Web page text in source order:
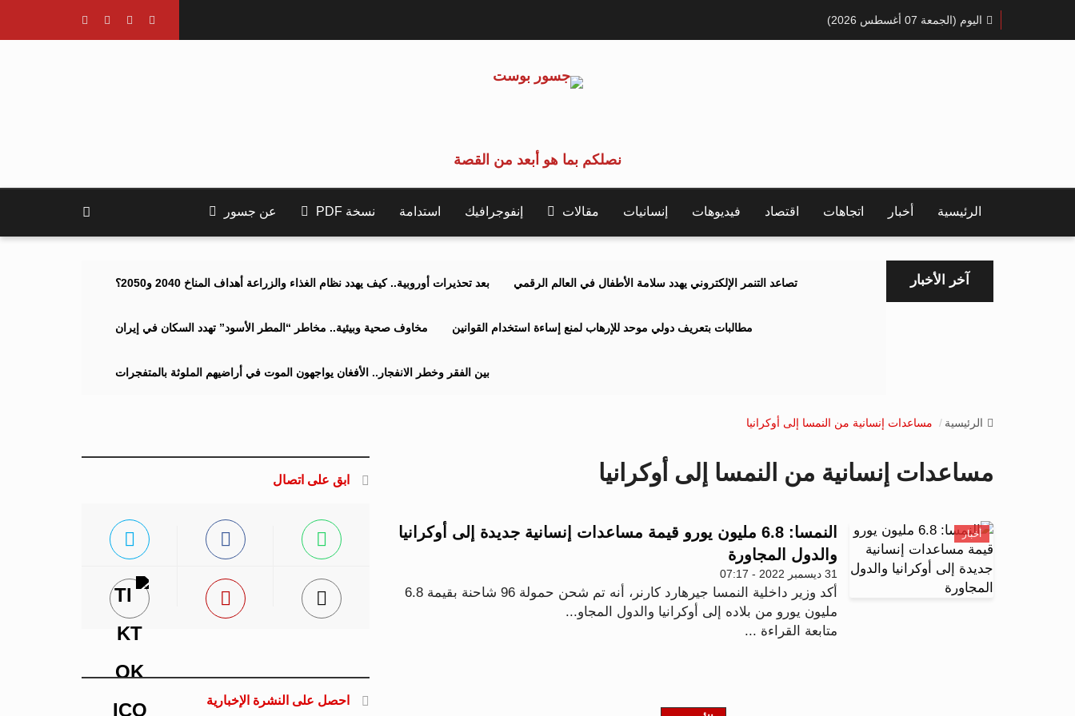
اليوم (الجمعة 07 أغسطس 2026)
نصلكم بما هو أبعد من القصة
الرئيسية أخبار اتجاهات اقتصاد فيديوهات إنسانيات مقالات إنفوجرافيك استدامة نسخة PDF عن جسور
آخر الأخبار بعد تحذيرات أوروبية.. كيف يهدد نظام الغذاء والزراعة أهداف المناخ 2040 و2050؟ تصاعد التنمر الإلكتروني يهدد سلامة الأطفال في العالم الرقمي
مخاوف صحية وبيئية.. مخاطر “المطر الأسود” تهدد السكان في إيران مطالبات بتعريف دولي موحد للإرهاب لمنع إساءة استخدام القوانين
بين الفقر وخطر الانفجار.. الأفغان يواجهون الموت في أراضيهم الملوثة بالمتفجرات
الرئيسية مساعدات إنسانية من النمسا إلى أوكرانيا
مساعدات إنسانية من النمسا إلى أوكرانيا
أخبار
النمسا: 6.8 مليون يورو قيمة مساعدات إنسانية جديدة إلى أوكرانيا
والدول المجاورة
31 ديسمبر 2022 - 07:17
أكد وزير داخلية النمسا جيرهارد كارنر، أنه تم شحن حمولة 96 شاحنة بقيمة 6.8
مليون يورو من بلاده إلى أوكرانيا والدول المجاو...
متابعة القراءة ...
ابق على اتصال
احصل على النشرة الإخبارية